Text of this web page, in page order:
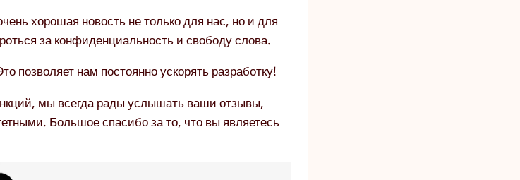
хорошая новость не только для нас, но и для
за конфиденциальность и свободу слова.
позволяет нам постоянно ускорять разработку!
мы всегда рады услышать ваши отзывы,
Большое спасибо за то, что вы являетесь